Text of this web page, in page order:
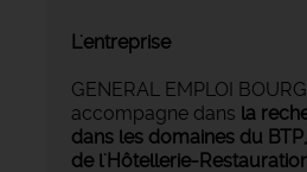
L'entreprise
GENERAL EMPLOI
accompagne dans la
dans les domaines du
de l'Hôtellerie-